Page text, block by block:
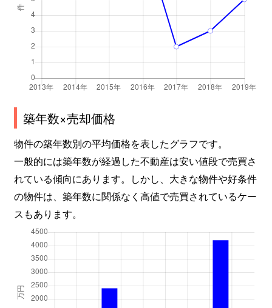
築年数×売却価格
物件の築年数別の平均価格を表したグラフです。
一般的には築年数が経過した不動産は安い値段で売買さ
れている傾向にあります。しかし、大きな物件や好条件
の物件は、築年数に関係なく高値で売買されているケー
スもあります。